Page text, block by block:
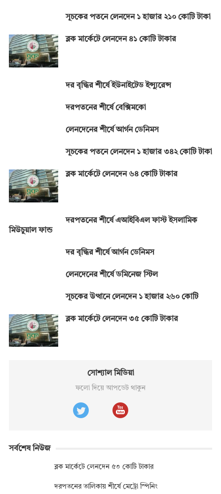
সূচকের পতনে লেনদেন ১ হাজার ২১০ কোটি টাকা
ব্লক মার্কেটে লেনদেন ৪১ কোটি টাকার
দর বৃদ্ধির শীর্ষে ইউনাইটেড ইন্স্যুরেন্স
দরপতনের শীর্ষে বেক্সিমকো
লেনদেনের শীর্ষে আর্গন ডেনিমস
সূচকের পতনে লেনদেন ১ হাজার ৩৪২ কোটি টাকা
ব্লক মার্কেটে লেনদেন ৬৪ কোটি টাকার
দরপতনের শীর্ষে এআইবিএল ফাস্ট ইসলামিক
মিউচুয়াল ফান্ড
দর বৃদ্ধির শীর্ষে আর্গন ডেনিমস
লেনদেনের শীর্ষে ডমিনেজ স্টিল
সূচকের উত্থানে লেনদেন ১ হাজার ২৬০ কোটি
ব্লক মার্কেটে লেনদেন ৩৫ কোটি টাকার
সোশ্যাল মিডিয়া
ফলো দিয়ে আপডেট থাকুন
সর্বশেষ নিউজ
ব্লক মার্কেটে লেনদেন ৫৩ কোটি টাকার
দরপতনের তালিকায় শীর্ষে মেট্রো স্পিনিং